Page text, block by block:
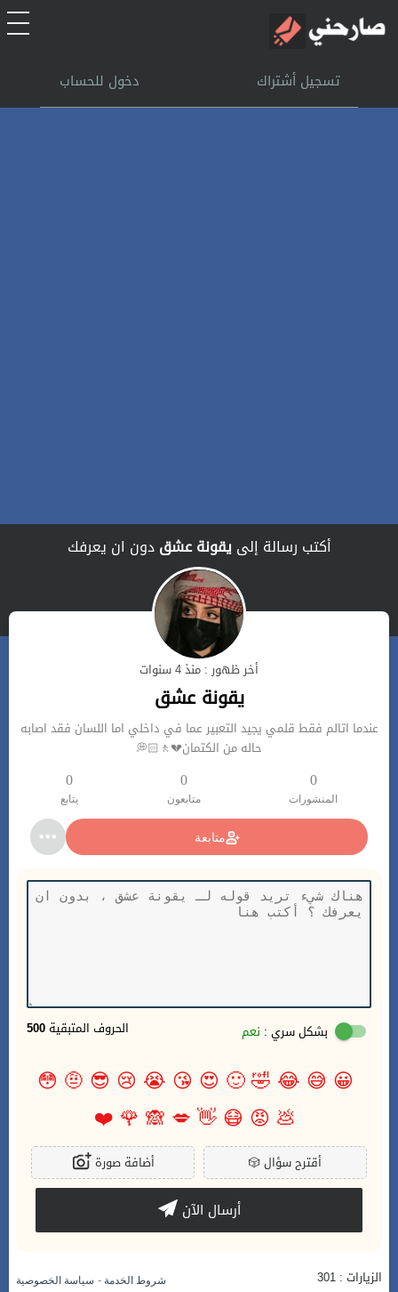
الرئيسيةتسجيل أشتراك دخول للحساب
أكتب رسالة إلىيقونة عشقدون ان يعرفك
أخر ظهور : منذ 4 سنوات
يقونة عشق
عندما اتالم فقط قلمي يجيد التعبير عما في داخلي اما اللسان فقد اصابه
حاله من الكتمان💔🚶🏻💭
0
المنشورات
0
متابعون
0
يتابع
متابعة
500 الحروف المتبقية بشكل سري : نعم
😀
😅
😂
🤣
🙂
😍
😘
😭
😢
😎
🤨
😳
💩
😡
😷
👋
💋
🙈
🌹
❤️
🎲أقترح سؤال أضافة صورة
أرسال الآن
الزيارات : 301 شروط الخدمة - سياسة الخصوصية